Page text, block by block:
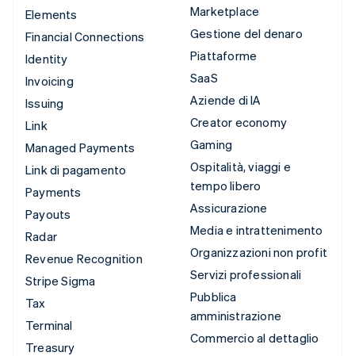
Elements
Financial Connections
Identity
Invoicing
Issuing
Link
Managed Payments
Link di pagamento
Payments
Payouts
Radar
Revenue Recognition
Stripe Sigma
Tax
Terminal
Treasury
Marketplace
Gestione del denaro
Piattaforme
SaaS
Aziende di IA
Creator economy
Gaming
Ospitalità, viaggi e
tempo libero
Assicurazione
Media e intrattenimento
Organizzazioni non profit
Servizi professionali
Pubblica
amministrazione
Commercio al dettaglio